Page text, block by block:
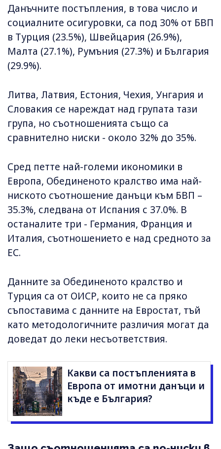
Данъчните постъпления, в това число и
социалните осигуровки, са под 30% от БВП
в Турция (23.5%), Швейцария (26.9%),
Малта (27.1%), Румъния (27.3%) и България
(29.9%).
Литва, Латвия, Естония, Чехия, Унгария и
Словакия се нареждат над групата тази
група, но съотношенията също са
сравнително ниски - около 32% до 35%.
Сред петте най-големи икономики в
Европа, Обединеното кралство има най-
ниското съотношение данъци към БВП –
35.3%, следвана от Испания с 37.0%. В
останалите три - Германия, Франция и
Италия, съотношението е над средното за
ЕС.
Данните за Обединеното кралство и
Турция са от ОИСР, които не са пряко
съпоставима с данните на Евростат, тъй
като методологичните различия могат да
доведат до леки несъответствия.
Какви са постъпленията в
Европа от имотни данъци и
къде е България?